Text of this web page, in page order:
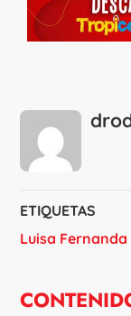
ETIQUETAS
Luisa Fernanda